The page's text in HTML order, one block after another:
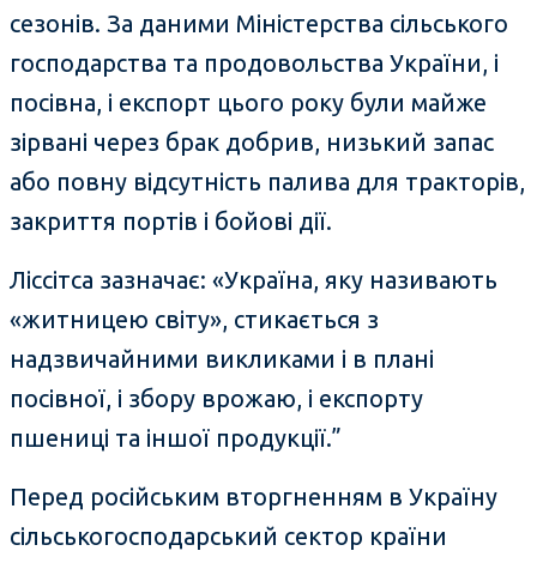
сезонів. За даними Міністерства сільського
господарства та продовольства України, і
посівна, і експорт цього року були майже
зірвані через брак добрив, низький запас
або повну відсутність палива для тракторів,
закриття портів і бойові дії.
Ліссітса зазначає: «Україна, яку називають
«житницею світу», стикається з
надзвичайними викликами і в плані
посівної, і збору врожаю, і експорту
пшениці та іншої продукції.”
Перед російським вторгненням в Україну
сільськогосподарський сектор країни